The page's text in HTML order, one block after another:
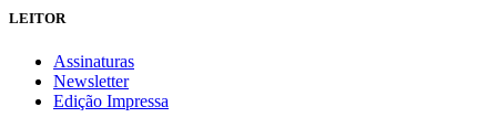
LEITOR
Assinaturas
Newsletter
Edição Impressa